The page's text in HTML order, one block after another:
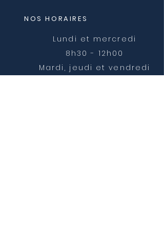
NOS HORAIRES
Lundi et mercredi
8h30 - 12h00
Mardi, jeudi et vendredi